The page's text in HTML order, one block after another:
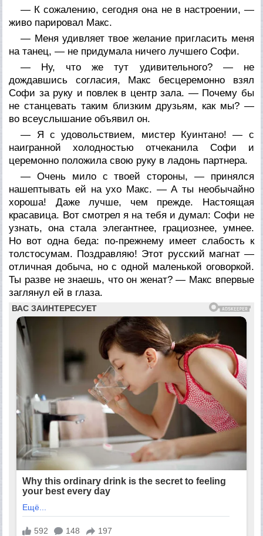
— К сожалению, сегодня она не в настроении, —
живо парировал Макс.
— Меня удивляет твое желание пригласить меня
на танец, — не придумала ничего лучшего Софи.
— Ну, что же тут удивительного? — не
дождавшись согласия, Макс бесцеремонно взял
Софи за руку и повлек в центр зала. — Почему бы
не станцевать таким близким друзьям, как мы? —
во всеуслышание объявил он.
— Я с удовольствием, мистер Куинтано! — с
наигранной холодностью отчеканила Софи и
церемонно положила свою руку в ладонь партнера.
— Очень мило с твоей стороны, — принялся
нашептывать ей на ухо Макс. — А ты необычайно
хороша! Даже лучше, чем прежде. Настоящая
красавица. Вот смотрел я на тебя и думал: Софи не
узнать, она стала элегантнее, грациознее, умнее.
Но вот одна беда: по-прежнему имеет слабость к
толстосумам. Поздравляю! Этот русский магнат —
отличная добыча, но с одной маленькой оговоркой.
Ты разве не знаешь, что он женат? — Макс впервые
заглянул ей в глаза.